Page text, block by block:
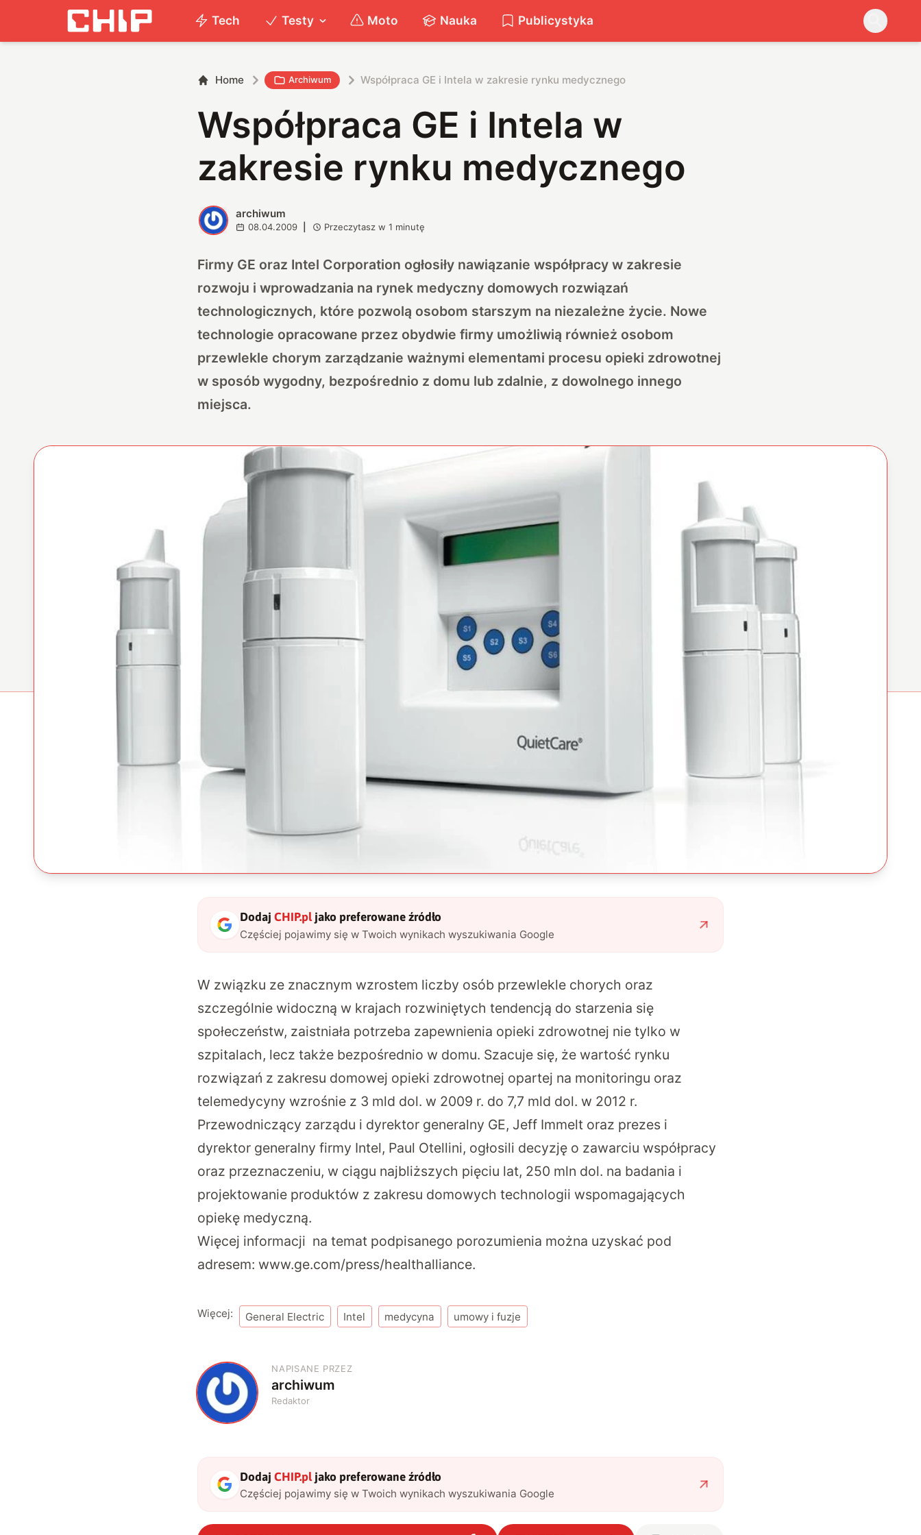
Tech Testy Moto Nauka Publicystyka
Home Archiwum Współpraca GE i Intela w zakresie rynku medycznego
Współpraca GE i Intela w
zakresie rynku medycznego
A archiwum
08.04.2009 Przeczytasz w1 minutę
Firmy GE oraz Intel Corporation ogłosiły nawiązanie współpracy w zakresie
rozwoju i wprowadzania na rynek medyczny domowych rozwiązań
technologicznych, które pozwolą osobom starszym na niezależne życie. Nowe
technologie opracowane przez obydwie firmy umożliwią również osobom
przewlekle chorym zarządzanie ważnymi elementami procesu opieki zdrowotnej
w sposób wygodny, bezpośrednio z domu lub zdalnie, z dowolnego innego
miejsca.
Dodaj CHIP.pljako preferowane źródło
Częściej pojawimy się w Twoich wynikach wyszukiwania Google
W związku ze znacznym wzrostem liczby osób przewlekle chorych oraz
szczególnie widoczną w krajach rozwiniętych tendencją do starzenia się
społeczeństw, zaistniała potrzeba zapewnienia opieki zdrowotnej nie tylko w
szpitalach, lecz także bezpośrednio w domu. Szacuje się, że wartość rynku
rozwiązań z zakresu domowej opieki zdrowotnej opartej na monitoringu oraz
telemedycyny wzrośnie z 3 mld dol. w 2009 r. do 7,7 mld dol. w 2012 r.
Przewodniczący zarządu i dyrektor generalny GE, Jeff Immelt oraz prezes i
dyrektor generalny firmy Intel, Paul Otellini, ogłosili decyzję o zawarciu współpracy
oraz przeznaczeniu, w ciągu najbliższych pięciu lat, 250 mln dol. na badania i
projektowanie produktów z zakresu domowych technologii wspomagających
opiekę medyczną.
Więcej informacji na temat podpisanego porozumienia można uzyskać pod
adresem: www.ge.com/press/healthalliance.
Więcej: General Electric Intel medycyna umowy i fuzje
A
NAPISANE PRZEZ
archiwum
Redaktor
Dodaj CHIP.pljako preferowane źródło
Częściej pojawimy się w Twoich wynikach wyszukiwania Google